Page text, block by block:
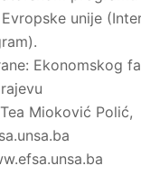
unije
Ekonomskog
Mioković Polić,